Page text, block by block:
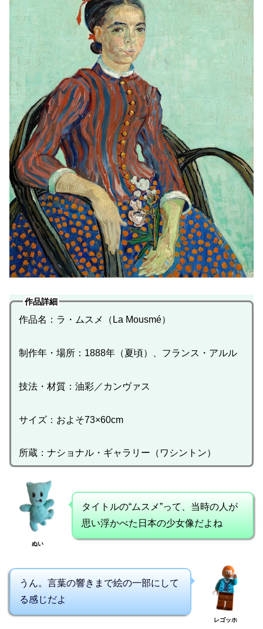
作品詳細
作品名：ラ・ムスメ（La Mousmé）
制作年・場所：1888年（夏頃）、フランス・アルル
技法・材質：油彩／カンヴァス
サイズ：およそ73×60cm
所蔵：ナショナル・ギャラリー（ワシントン）
ぬい
タイトルの“ムスメ”って、当時の人が
思い浮かべた日本の少女像だよね
うん。言葉の響きまで絵の一部にして
る感じだよ
レゴッホ